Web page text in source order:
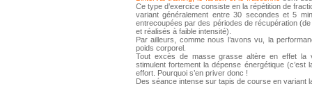
Ce type d’exercice consiste en la répétition de
variant généralement entre 30 secondes et 5
entrecoupées par des périodes de récupération
et réalisés à faible intensité).
Par ailleurs, comme nous l’avons vu, la
poids corporel.
Tout excès de masse grasse altère en effet la
stimulent fortement la dépense énergétique
effort. Pourquoi s’en priver donc !
Des séance intense sur tapis de course en variant